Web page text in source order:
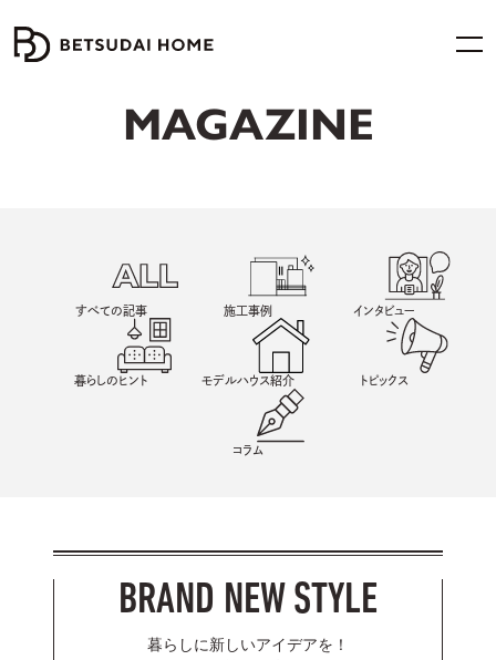
MAGAZINE
すべての記事 施工事例 インタビュー
暮らしのヒント モデルハウス紹介 トピックス
コラム
BRAND NEW STYLE
暮らしに新しいアイデアを！